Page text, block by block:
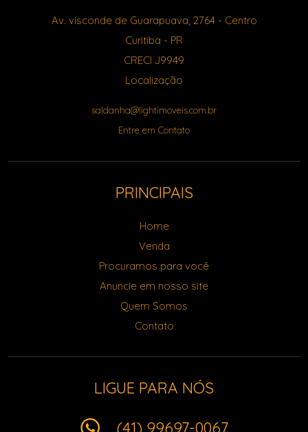
Av. visconde de Guarapuava, 2764- Centro
Curitiba - PR
CRECI J9949
Localização
saldanha@lightimoveis.com.br
Entre em Contato
PRINCIPAIS
Home
Venda
Procuramos para você
Anuncie em nosso site
Quem Somos
Contato
LIGUE PARA NÓS
(41) 99697-0067